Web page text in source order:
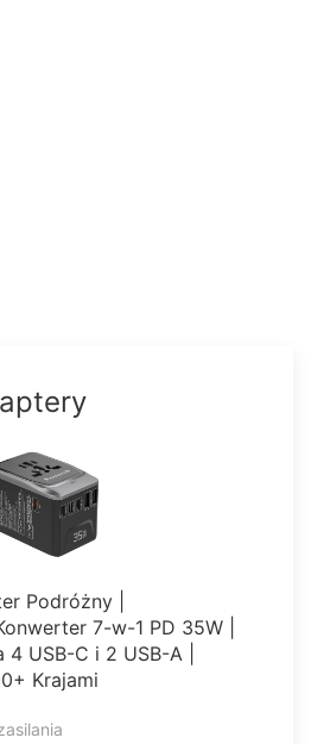
Podróżny |
7-w-1 PD 35W |
USB-C i 2 USB-A |
Krajami